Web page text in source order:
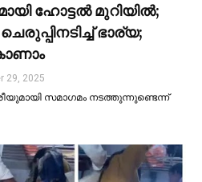
ഹോട്ടല്‍ മുറിയില്‍;
ഭാര്യ;
29, 2025
സമാഗമം നടത്തുന്നുണ്ടെന്ന്